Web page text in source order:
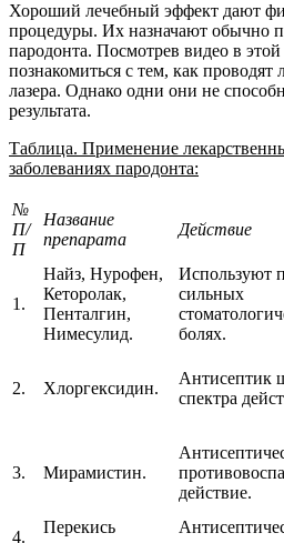
Хороший лечебный эффект дают
процедуры. Их назначают обычно
пародонта. Посмотрев видео в
познакомиться с тем, как
лазера. Однако одни они не
результата.
Таблица. Применение
заболеваниях пародонта:
№
П/
П
Название
препарата
Действие
1.
Найз, Нурофен,
Кеторолак,
Пенталгин,
Нимесулид.
Используют
сильных
болях.
2. Хлоргексидин.
Антисептик
спектра
3. Мирамистин.
действие.
4.
Перекись